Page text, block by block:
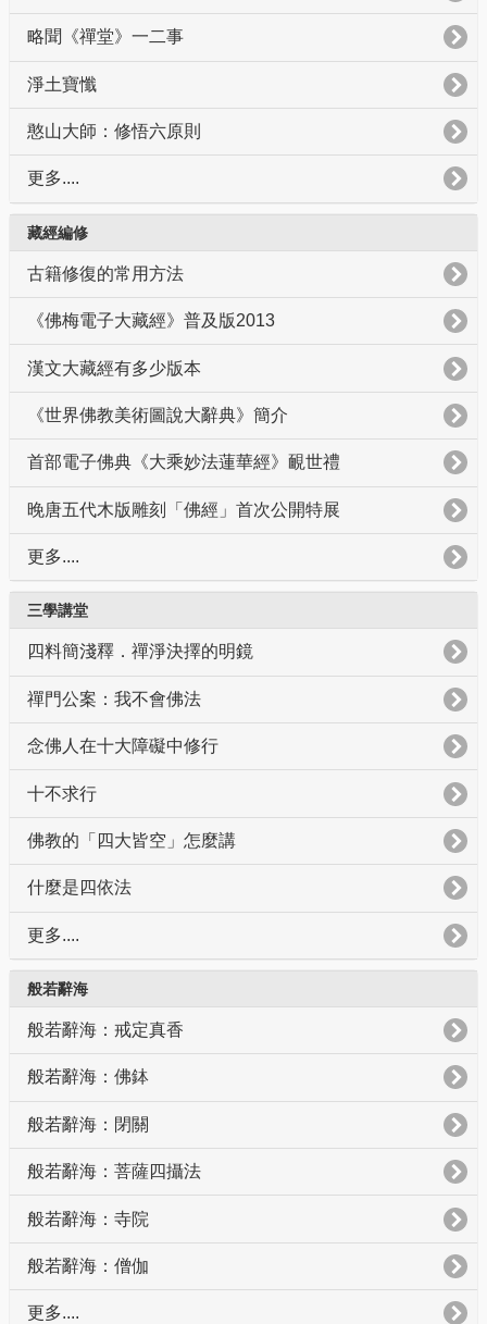
略聞《禪堂》一二事
淨土寶懺
憨山大師：修悟六原則
更多....
藏經編修
古籍修復的常用方法
《佛梅電子大藏經》普及版2013
漢文大藏經有多少版本
《世界佛教美術圖說大辭典》簡介
首部電子佛典《大乘妙法蓮華經》靦世禮
晚唐五代木版雕刻「佛經」首次公開特展
更多....
三學講堂
四料簡淺釋．禪淨決擇的明鏡
禪門公案：我不會佛法
念佛人在十大障礙中修行
十不求行
佛教的「四大皆空」怎麼講
什麼是四依法
更多....
般若辭海
般若辭海：戒定真香
般若辭海：佛鉢
般若辭海：閉關
般若辭海：菩薩四攝法
般若辭海：寺院
般若辭海：僧伽
更多....